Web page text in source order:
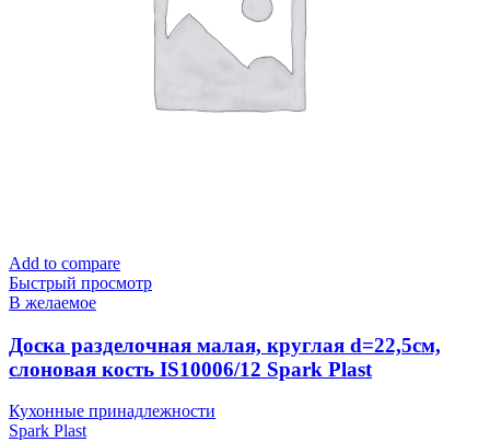
Add to compare
Быстрый просмотр
В желаемое
Доска разделочная малая, круглая d=22,5см,
слоновая кость IS10006/12 Spark Plast
Кухонные принадлежности
Spark Plast